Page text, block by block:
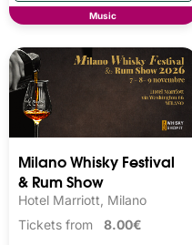
Music
Milano Whisky Festival
& Rum Show
Hotel Marriott, Milano
Tickets from 8.00€